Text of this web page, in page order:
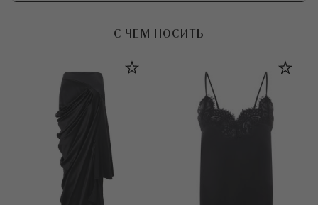
С ЧЕМ НОСИТЬ